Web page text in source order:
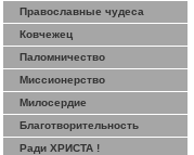
Православные чудеса
Ковчежец
Паломничество
Миссионерство
Милосердие
Благотворительность
Ради ХРИСТА !